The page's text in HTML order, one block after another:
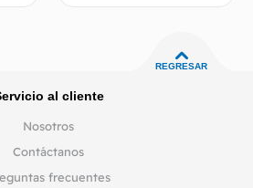
REGRESAR
al cliente
Nosotros
Contáctanos
frecuentes